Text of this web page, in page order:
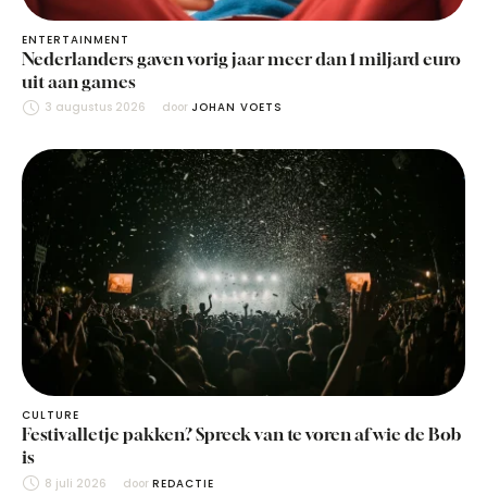
ENTERTAINMENT
Nederlanders gaven vorig jaar meer dan 1 miljard euro
uit aan games
3 augustus 2026 door JOHAN VOETS
CULTURE
Festivalletje pakken? Spreek van te voren af wie de Bob
is
8 juli 2026 door REDACTIE